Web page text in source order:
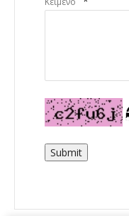
Submit